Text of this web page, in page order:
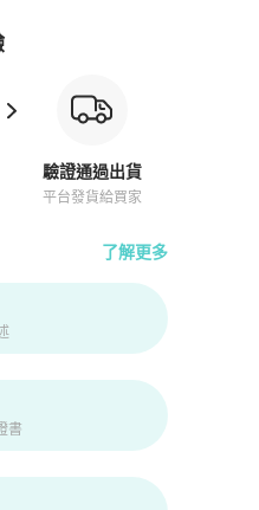
驗證通過出貨
平台發貨給買家
了解更多
程介紹
書